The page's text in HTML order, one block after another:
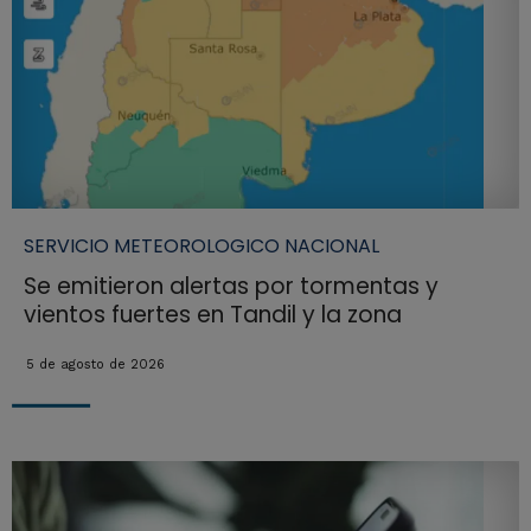
SERVICIO METEOROLOGICO NACIONAL
Se emitieron alertas por tormentas y
vientos fuertes en Tandil y la zona
5 de agosto de 2026